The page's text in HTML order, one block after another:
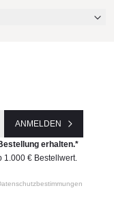
ANMELDEN
erhalten.*
1.000 € Bestellwert.